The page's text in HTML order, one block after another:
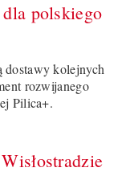
polskiego
dostawy kolejnych
rozwijanego
Pilica+.